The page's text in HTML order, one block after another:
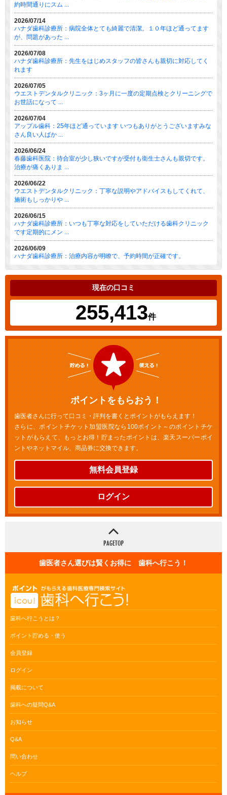
約時間通りにスム ...
2026/07/14
ハナダ歯科診療所：病院全体とても綺麗で清潔。１０年ほど通ってます
が、問題があった ...
2026/07/08
ハナダ歯科診療所：先生をはじめスタッフの皆さんも親切に対応してく
れます
2026/07/05
ウエストデンタルクリニック：3ヶ月に一度の定期点検とクリーニングで
お世話になって ...
2026/07/04
アップル歯科：25年ほど通っています いつもありがとうございますみな
さん良い人ばか ...
2026/06/24
春藤歯科医院：待合室が少し狭いですが受付も衛生士さんも親切です。
治療が痛くありま ...
2026/06/22
ウエストデンタルクリニック：丁寧な説明やアドバイスもしてくれて、
施術もしっかりや ...
2026/06/15
ハナダ歯科診療所：いつも丁寧な対応をしていただける歯科クリニック
です定期的にメン ...
2026/06/09
ハナダ歯科診療所：治療内容が明瞭で、予約時間が正確です。
現在の口コミ
255,413件
ポイントをもらおう！
歯医者さんに行って口コミ・評判を書くとポイントがもらえます！
さらに、ポイントチケット加盟医院なら100ポイント～のポイントチケ
ットがもらえて、もっとお得！貯まったポイントは、楽天スーパーポイ
ントやネットマイル、商品券に交換できます。
無料会員登録
ログイン
歯医者さん選びは賢くお得に 歯科へ行こう！
歯科へ行こうとは？
ポイント貯める・使う
会員登録
ログイン
掲載について
歯科への疑問Q&A
お知らせ
Q&A
問い合わせ
ヘルプ